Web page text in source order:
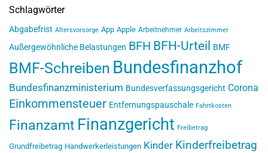
Schlagwörter
Abgabefrist Altersvorsorge App Apple Arbeitnehmer Arbeitszimmer
Außergewöhnliche Belastungen BFH BFH-Urteil BMF
BMF-Schreiben Bundesfinanzhof
Bundesfinanzministerium Bundesverfassungsgericht Corona
Einkommensteuer Entfernungspauschale Fahrtkosten
Finanzamt Finanzgericht Freibetrag
Grundfreibetrag Handwerkerleistungen Kinder Kinderfreibetrag